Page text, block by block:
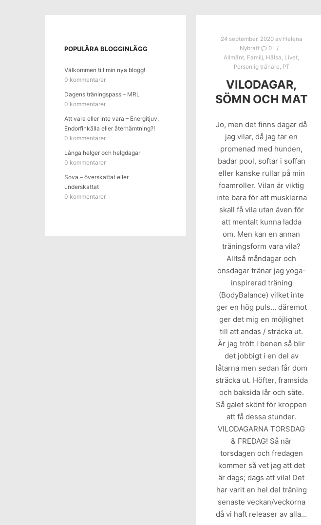
24 september, 2020av Helena
Nybratt
0
Allmänt, Familj, Hälsa, Livet,
Personlig tränare, PT
VILODAGAR,
SÖMN OCH MAT
Jo, men det finns dagar då
jag vilar, då jag tar en
promenad med hunden,
badar pool, softar i soffan
eller kanske rullar på min
foamroller. Vilan är viktig
inte bara för att musklerna
skall få vila utan även för
att mentalt kunna ladda
om. Men kan en annan
träningsform vara vila?
Alltså måndagar och
onsdagar tränar jag yoga-
inspirerad träning
(BodyBalance) vilket inte
ger en hög puls… däremot
ger det mig en möjlighet
till att andas / sträcka ut.
Är jag trött i benen så blir
det jobbigt i en del av
låtarna men sedan får dom
sträcka ut. Höfter, framsida
och baksida lår och säte.
Så galet skönt för kroppen
att få dessa stunder.
VILODAGARNA TORSDAG
& FREDAG! Så när
torsdagen och fredagen
kommer så vet jag att det
är dags; dags att vila! Det
har varit en hel del träning
senaste veckan/veckorna
då vi haft releaser av alla…
POPULÄRA BLOGGINLÄGG
Välkommen till min nya blogg!
0 kommentarer
Dagens träningspass – MRL
0 kommentarer
Att vara eller inte vara – Energitjuv,
Endorfinkälla eller återhämtning?!
0 kommentarer
Långa helger och helgdagar
0 kommentarer
Sova – överskattat eller
underskattat
0 kommentarer